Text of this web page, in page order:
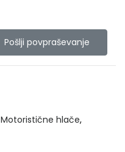
Pošlji povpraševanje
Motoristične hlače,